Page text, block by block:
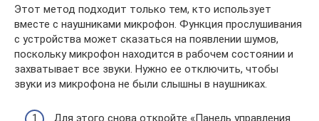
Этот метод подходит только тем, кто использует
вместе с наушниками микрофон. Функция прослушивания
с устройства может сказаться на появлении шумов,
поскольку микрофон находится в рабочем состоянии и
захватывает все звуки. Нужно ее отключить, чтобы
звуки из микрофона не были слышны в наушниках.
Для этого снова откройте «Панель управления